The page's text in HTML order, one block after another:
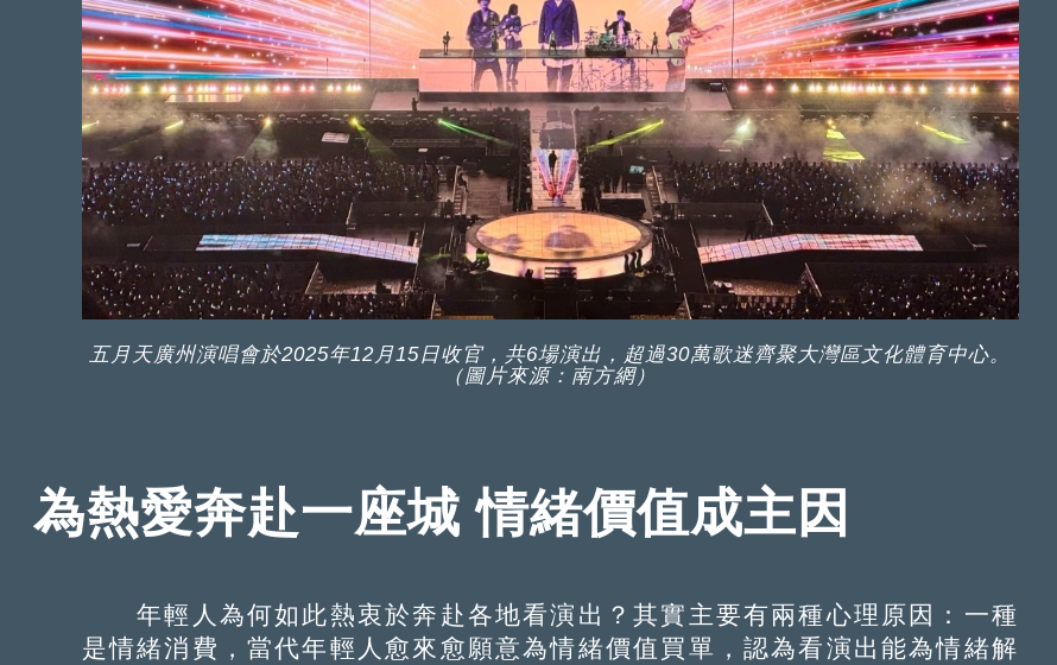
五月天廣州演唱會於2025年12月15日收官，共6場演出，超過30萬歌迷齊聚大灣區文化體育中心。
（圖片來源：南方網）
為熱愛奔赴一座城 情緒價值成主因
年輕人為何如此熱衷於奔赴各地看演出？其實主要有兩種心理原因：一種
是情緒消費，當代年輕人愈來愈願意為情緒價值買單，認為看演出能為情緒解